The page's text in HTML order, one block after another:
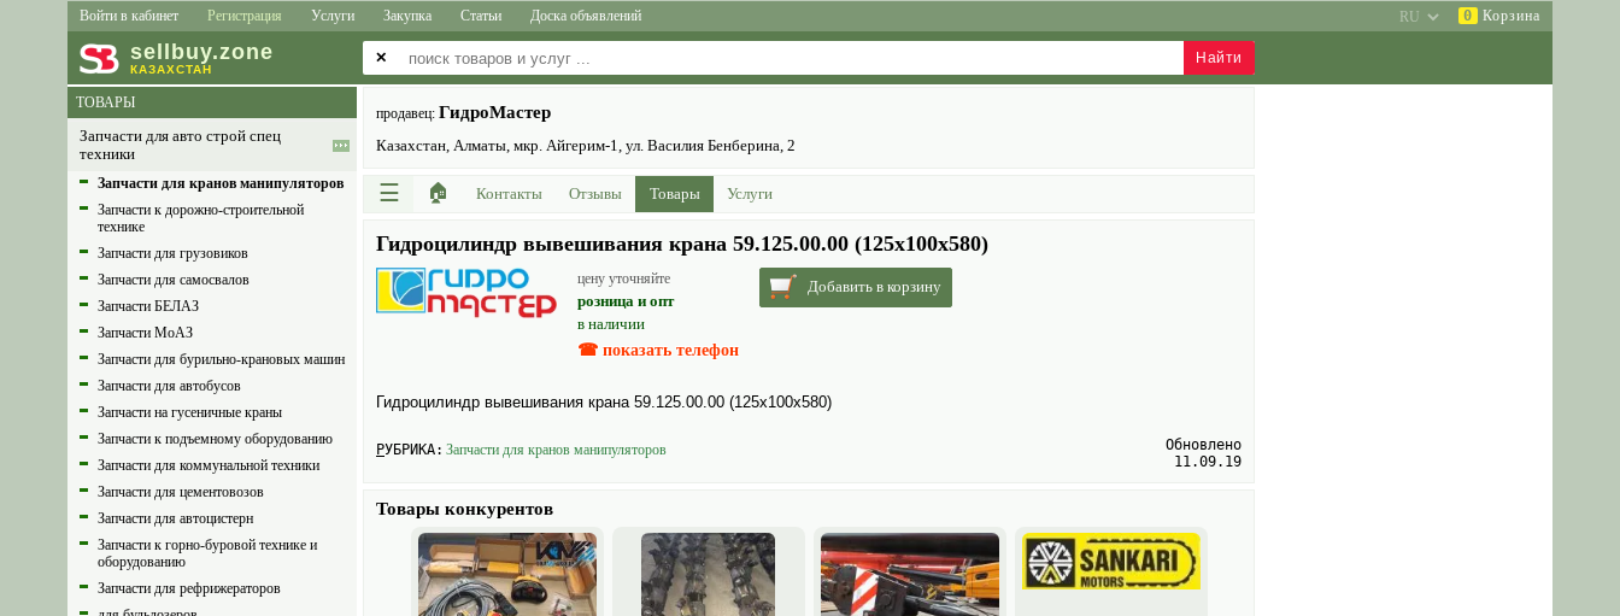
Войти в кабинет Регистрация Услуги Закупка Статьи Доска объявлений 0 Корзина
sell buy.zone
КАЗАХСТАН
✕
ТОВАРЫ
Запчасти для авто строй спец
техники
Запчасти для кранов манипуляторов
Запчасти к дорожно-строительной
технике
Запчасти для грузовиков
Запчасти для самосвалов
Запчасти БЕЛАЗ
Запчасти МоАЗ
Запчасти для бурильно-крановых машин
Запчасти для автобусов
Запчасти на гусеничные краны
Запчасти к подъемному оборудованию
Запчасти для коммунальной техники
Запчасти для цементовозов
Запчасти для автоцистерн
Запчасти к горно-буровой технике и
оборудованию
Запчасти для рефрижераторов
продавец: ГидроМастер
Казахстан, Алматы, мкр. Айгерим-1, ул. Василия Бенберина, 2
☰ 🏠 Контакты Отзывы Товары Услуги
Гидроцилиндр вывешивания крана 59.125.00.00 (125х100х580)
цену уточняйте
розница и опт
в наличии
☎ показать телефон
Добавить в корзину
Гидроцилиндр вывешивания крана 59.125.00.00 (125х100х580)
РУБРИКА: Запчасти для кранов манипуляторов
Обновлено
11.09.19
Товары конкурентов